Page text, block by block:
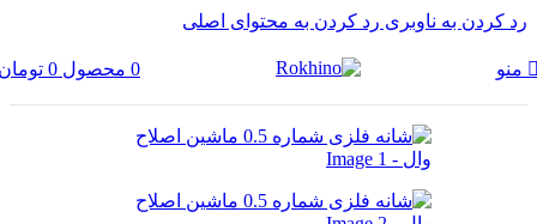
رد کردن به ناوبری رد کردن به محتوای اصلی
منو 0 محصول 0